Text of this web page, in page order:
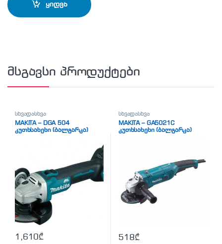
ყიდვა
მსგავსი პროდუქტები
სხვადასხვა
MAKITA – DGA 504
კუთხსახეხი (ბალგარკა)
1,610₾
სხვადასხვა
MAKITA – GA5021C
კუთხსახეხი (ბალგარკა)
518₾